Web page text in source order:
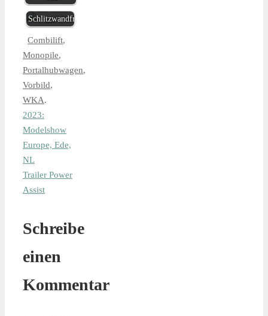
mit BC50
Schlitzwandfräse
Combilift,
Monopile,
Portalhubwagen,
Vorbild,
WKA.
2023:
Modelshow
Europe, Ede,
NL
Trailer Power
Assist
Schreibe
einen
Kommentar